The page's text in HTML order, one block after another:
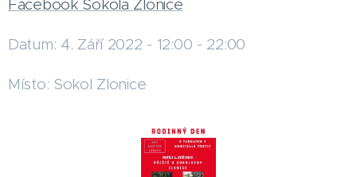
Facebook Sokola Zlonice
Datum: 4. Září 2022 - 12:00 - 22:00
Místo: Sokol Zlonice